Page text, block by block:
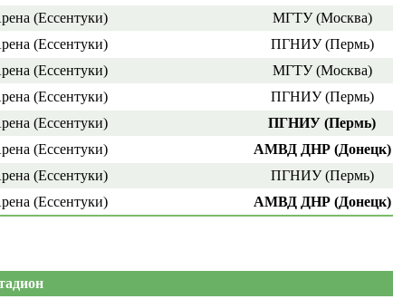
(Ессентуки) МГТУ (Москва)
(Ессентуки) ПГНИУ (Пермь)
(Ессентуки) МГТУ (Москва)
(Ессентуки) ПГНИУ (Пермь)
(Ессентуки) ПГНИУ (Пермь)
(Ессентуки) АМВД ДНР (Донецк)
(Ессентуки) ПГНИУ (Пермь)
(Ессентуки) АМВД ДНР (Донецк)